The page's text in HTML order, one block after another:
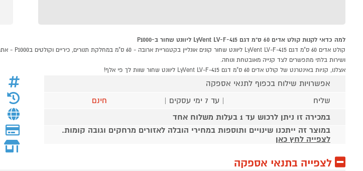
למה כדאי לקנות קולט אדים 60 ס"מ דגם LyVent LV-F-415 ליוונט שחור ב-P1000
ושירות בלתי מתפשרים לצד קנייה מאובטחת ונוחה.
אצלנו, קניות באינטרנט של קולט אדים 60 ס"מ דגם LyVent LV-F-415 ליוונט שחור שוות לך פי אלף!
אפשרויות שילוח בכפוף לתנאי אספקה
שליח
| עד 7 ימי עסקים |
חינם
במכירה זו ניתן לרכוש עד 1 בעלות משלוח אחד
במוצר זה ייתכנו שינויים ותוספות במחירי הובלה לאזורים מרחקים וגובה קומות.
לצפייה לחץ כאן
לצפייה בתנאי אספקה